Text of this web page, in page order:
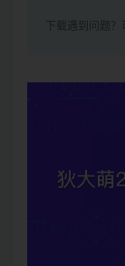
下载遇到问题